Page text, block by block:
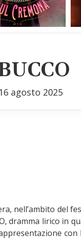
agosto 2025
nell’ambito del
dramma lirico in